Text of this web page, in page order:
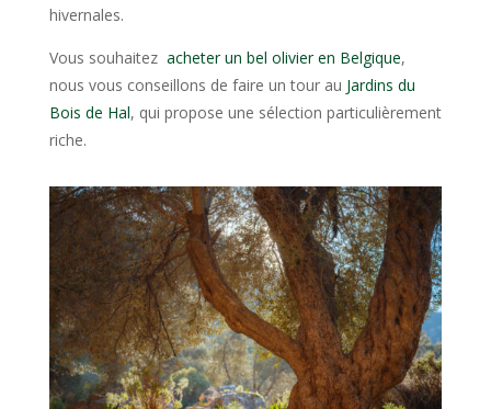
hivernales.
Vous souhaitez acheter un bel olivier en Belgique,
nous vous conseillons de faire un tour au Jardins du
Bois de Hal, qui propose une sélection particulièrement
riche.